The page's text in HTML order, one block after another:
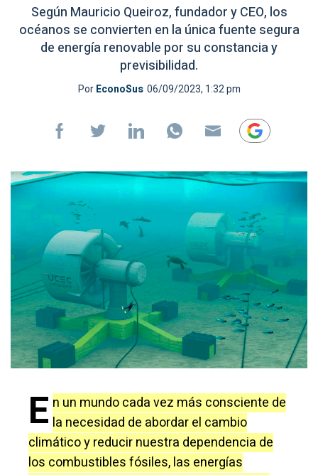
Según Mauricio Queiroz, fundador y CEO, los
océanos se convierten en la única fuente segura
de energía renovable por su constancia y
previsibilidad.
PorEconoSus 06/09/2023, 1:32 pm
E n un mundo cada vez más consciente de
la necesidad de abordar el cambio
climático y reducir nuestra dependencia de
los combustibles fósiles, las energías